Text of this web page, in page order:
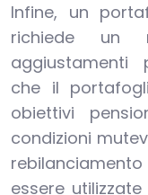
Infine, un
richiede un
aggiustamenti
che il
obiettivi
condizioni
essere